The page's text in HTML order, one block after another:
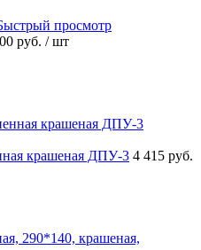
просмотр
руб. / шт
крашеная ДПУ-3 4 415 руб.